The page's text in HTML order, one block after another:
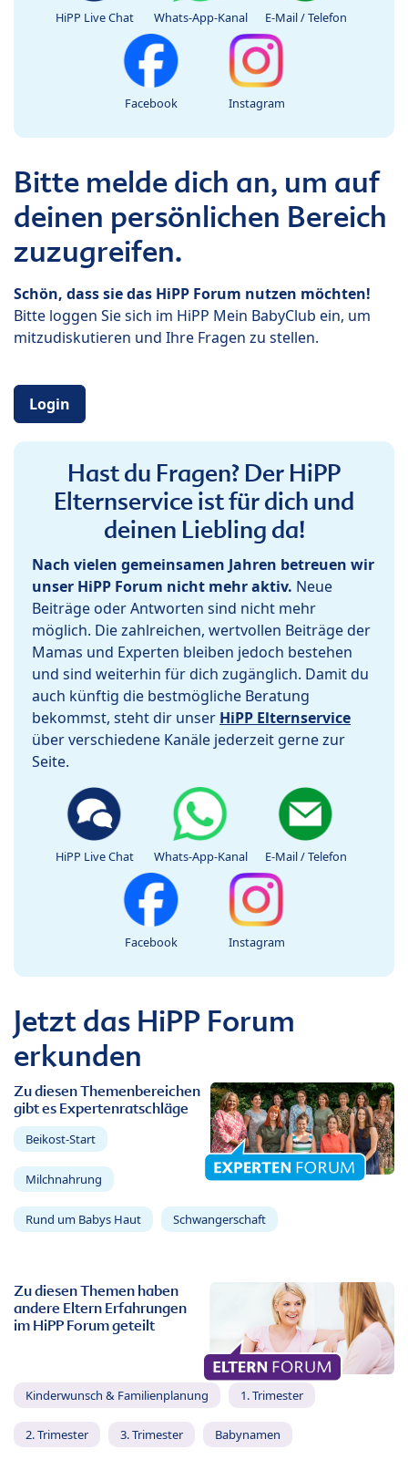
HiPP Live Chat Whats-App-Kanal E-Mail / Telefon
Facebook Instagram
Bitte melde dich an, um auf
deinen persönlichen Bereich
zuzugreifen.
Schön, dass sie das HiPP Forum nutzen möchten!
Bitte loggen Sie sich im HiPP Mein BabyClub ein, um
mitzudiskutieren und Ihre Fragen zu stellen.
Login
Hast du Fragen? Der HiPP
Elternservice ist für dich und
deinen Liebling da!
Nach vielen gemeinsamen Jahren betreuen wir
unser HiPP Forum nicht mehr aktiv. Neue
Beiträge oder Antworten sind nicht mehr
möglich. Die zahlreichen, wertvollen Beiträge der
Mamas und Experten bleiben jedoch bestehen
und sind weiterhin für dich zugänglich. Damit du
auch künftig die bestmögliche Beratung
bekommst, steht dir unser HiPP Elternservice
über verschiedene Kanäle jederzeit gerne zur
Seite.
HiPP Live Chat Whats-App-Kanal E-Mail / Telefon
Facebook Instagram
Jetzt das HiPP Forum
erkunden
Zu diesen Themenbereichen
gibt es Expertenratschläge
Beikost-Start
Milchnahrung
Rund um Babys Haut Schwangerschaft
Zu diesen Themen haben
andere Eltern Erfahrungen
im HiPP Forum geteilt
Kinderwunsch & Familienplanung 1. Trimester
2. Trimester 3. Trimester Babynamen